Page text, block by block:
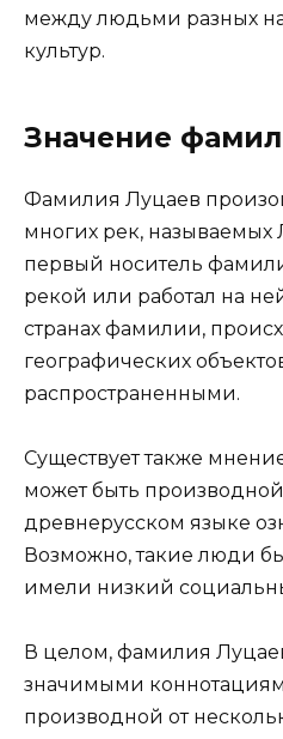
между людьми разных
культур.
Значение
Фамилия Луцаев
многих рек, называемых
первый носитель
рекой или работал на
странах фамилии,
географических
распространенными.
Существует также
может быть производной
древнерусском языке
Возможно, такие люди
имели низкий
В целом, фамилия
значимыми
производной от